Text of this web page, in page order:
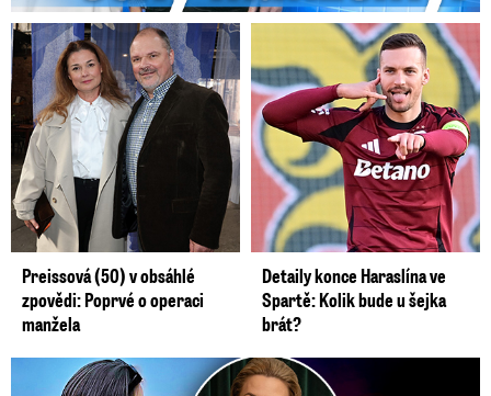
Preissová (50) v obsáhlé
zpovědi: Poprvé o operaci
manžela
Detaily konce Haraslína ve
Spartě: Kolik bude u šejka
brát?
Germáni z Jejího těla: Odstěhuj se, vzkázali jí krajané